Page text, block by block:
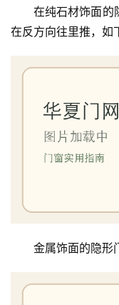
在纯石材饰面的
在反方向往里推，如
金属饰面的隐形